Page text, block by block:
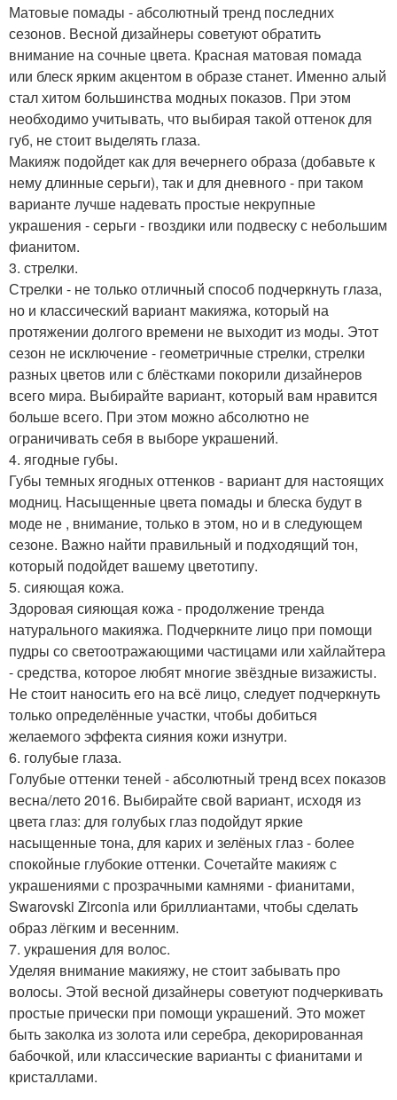
Матовые помады - абсолютный тренд последних
сезонов. Весной дизайнеры советуют обратить
внимание на сочные цвета. Красная матовая помада
или блеск ярким акцентом в образе станет. Именно алый
стал хитом большинства модных показов. При этом
необходимо учитывать, что выбирая такой оттенок для
губ, не стоит выделять глаза.
Макияж подойдет как для вечернего образа (добавьте к
нему длинные серьги), так и для дневного - при таком
варианте лучше надевать простые некрупные
украшения - серьги - гвоздики или подвеску с небольшим
фианитом.
3. стрелки.
Стрелки - не только отличный способ подчеркнуть глаза,
но и классический вариант макияжа, который на
протяжении долгого времени не выходит из моды. Этот
сезон не исключение - геометричные стрелки, стрелки
разных цветов или с блёстками покорили дизайнеров
всего мира. Выбирайте вариант, который вам нравится
больше всего. При этом можно абсолютно не
ограничивать себя в выборе украшений.
4. ягодные губы.
Губы темных ягодных оттенков - вариант для настоящих
модниц. Насыщенные цвета помады и блеска будут в
моде не , внимание, только в этом, но и в следующем
сезоне. Важно найти правильный и подходящий тон,
который подойдет вашему цветотипу.
5. сияющая кожа.
Здоровая сияющая кожа - продолжение тренда
натурального макияжа. Подчеркните лицо при помощи
пудры со светоотражающими частицами или хайлайтера
- средства, которое любят многие звёздные визажисты.
Не стоит наносить его на всё лицо, следует подчеркнуть
только определённые участки, чтобы добиться
желаемого эффекта сияния кожи изнутри.
6. голубые глаза.
Голубые оттенки теней - абсолютный тренд всех показов
весна/лето 2016. Выбирайте свой вариант, исходя из
цвета глаз: для голубых глаз подойдут яркие
насыщенные тона, для карих и зелёных глаз - более
спокойные глубокие оттенки. Сочетайте макияж с
украшениями с прозрачными камнями - фианитами,
Swarovski Zirconia или бриллиантами, чтобы сделать
образ лёгким и весенним.
7. украшения для волос.
Уделяя внимание макияжу, не стоит забывать про
волосы. Этой весной дизайнеры советуют подчеркивать
простые прически при помощи украшений. Это может
быть заколка из золота или серебра, декорированная
бабочкой, или классические варианты с фианитами и
кристаллами.